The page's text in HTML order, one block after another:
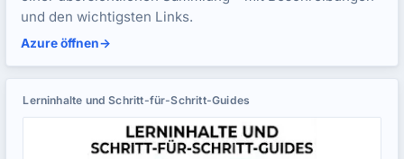
und den wichtigsten Links.
Azure öffnen->
Lerninhalte und Schritt-für-Schritt-Guides